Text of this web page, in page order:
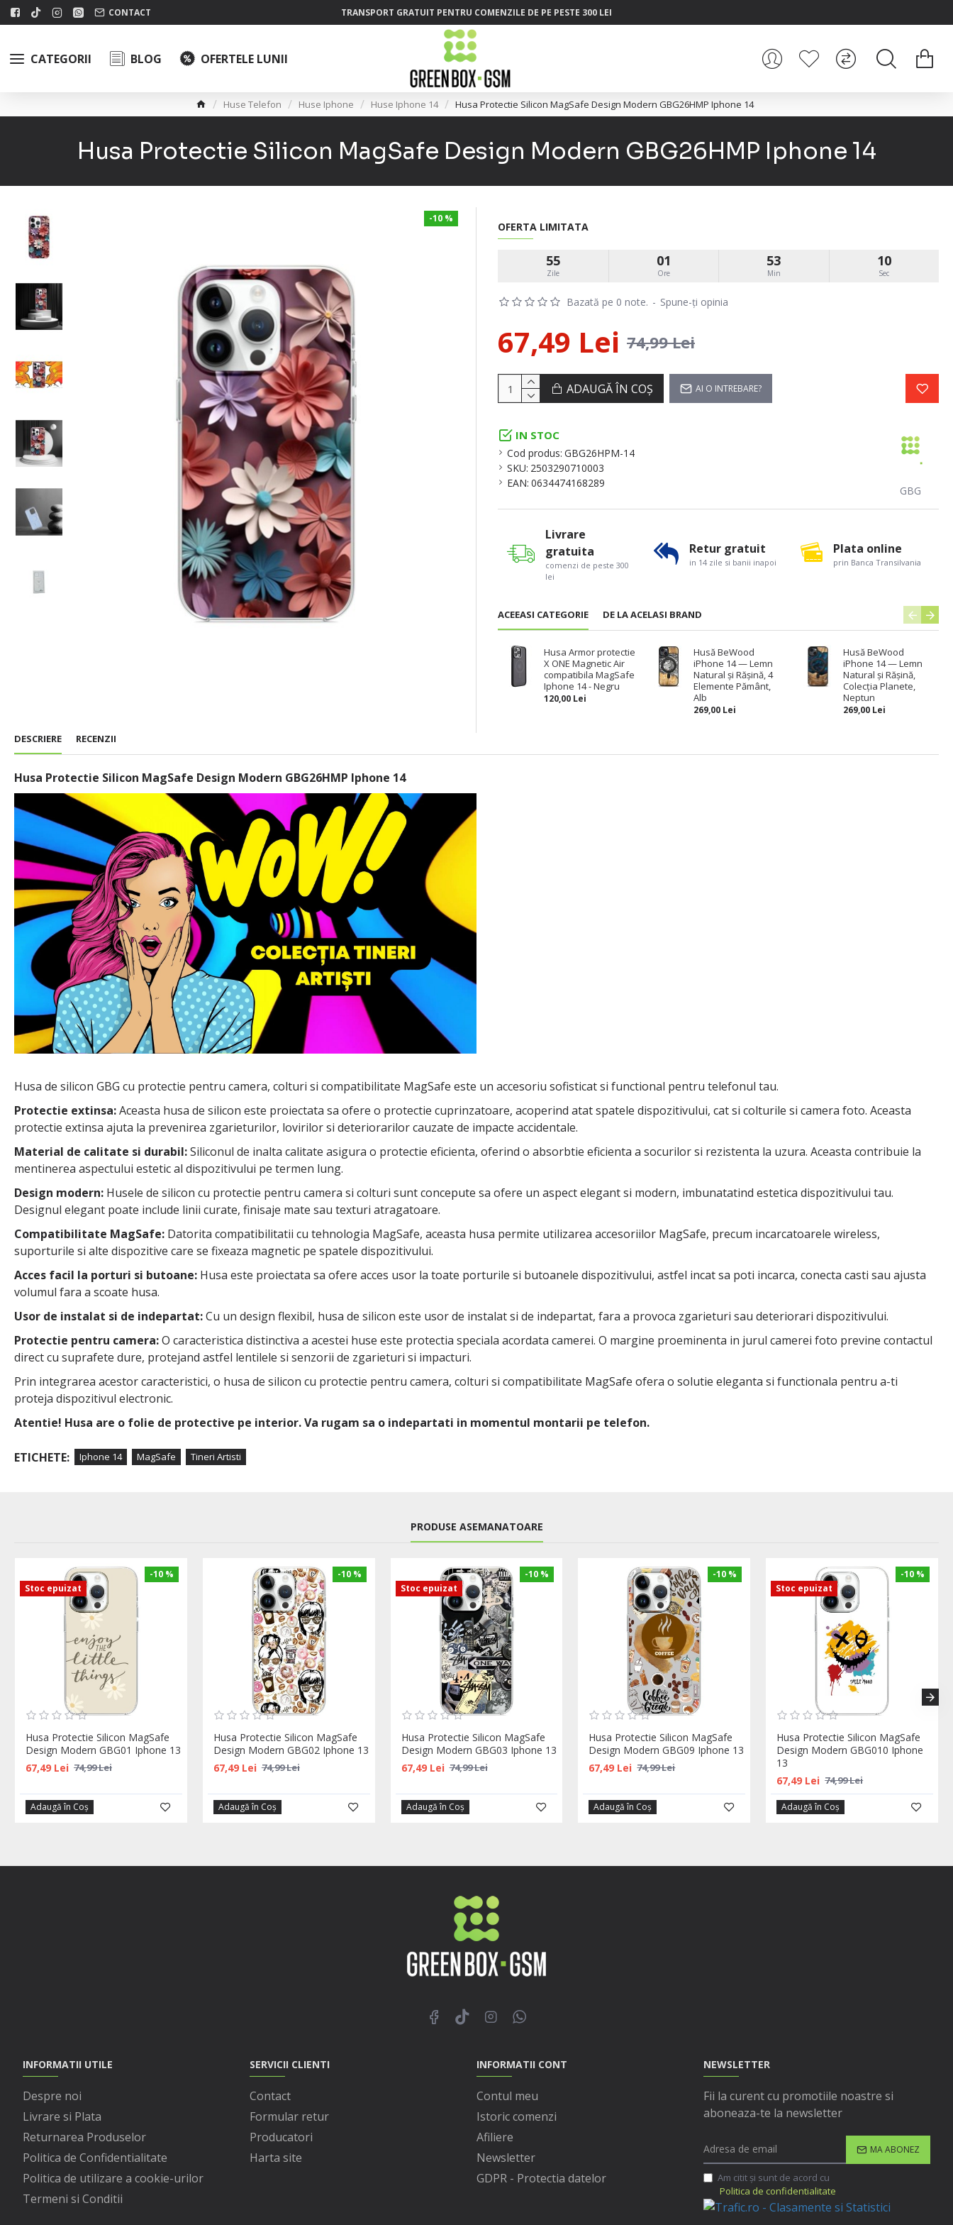
CONTACT TRANSPORT GRATUIT PENTRU COMENZILE DE PE PESTE 300 LEI
CATEGORII BLOG OFERTELE LUNII
Huse Telefon Huse Iphone Huse Iphone 14 Husa Protectie Silicon MagSafe Design Modern GBG26HMP Iphone 14
Husa Protectie Silicon MagSafe Design Modern GBG26HMP Iphone 14
-10 %
IN STOC
Cod produs: GBG26HPM-14
SKU: 2503290710003
EAN: 0634474168289
GBG
Bazată pe 0 note. - Spune-ţi opinia
OFERTA LIMITATA
55
Zile
01
Ore
53
Min
10
Sec
67,49 Lei 74,99 Lei
ADAUGĂ ÎN COŞ AI O INTREBARE?
ACEEASI CATEGORIE DE LA ACELASI BRAND
Husa Armor protectie
X ONE Magnetic Air
compatibila MagSafe
Iphone 14 - Negru
120,00 Lei
Husă BeWood
iPhone 14 — Lemn
Natural și Rășină, 4
Elemente Pământ,
Alb
269,00 Lei
Husă BeWood
iPhone 14 — Lemn
Natural și Rășină,
Colecția Planete,
Neptun
269,00 Lei
Livrare
gratuita
comenzi de peste 300
lei
Retur gratuit
in 14 zile si banii inapoi
Plata online
prin Banca Transilvania
DESCRIERE RECENZII
Husa Protectie Silicon MagSafe Design Modern GBG26HMP Iphone 14
Husa de silicon GBG cu protectie pentru camera, colturi si compatibilitate MagSafe este un accesoriu sofisticat si functional pentru telefonul tau.
Protectie extinsa:Aceasta husa de silicon este proiectata sa ofere o protectie cuprinzatoare, acoperind atat spatele dispozitivului, cat si colturile si camera foto. Aceasta
protectie extinsa ajuta la prevenirea zgarieturilor, lovirilor si deteriorarilor cauzate de impacte accidentale.
Material de calitate si durabil:Siliconul de inalta calitate asigura o protectie eficienta, oferind o absorbtie eficienta a socurilor si rezistenta la uzura. Aceasta contribuie la
mentinerea aspectului estetic al dispozitivului pe termen lung.
Design modern: Husele de silicon cu protectie pentru camera si colturi sunt concepute sa ofere un aspect elegant si modern, imbunatatind estetica dispozitivului tau.
Designul elegant poate include linii curate, finisaje mate sau texturi atragatoare.
Compatibilitate MagSafe: Datorita compatibilitatii cu tehnologia MagSafe, aceasta husa permite utilizarea accesoriilor MagSafe, precum incarcatoarele wireless,
suporturile si alte dispozitive care se fixeaza magnetic pe spatele dispozitivului.
Acces facil la porturi si butoane: Husa este proiectata sa ofere acces usor la toate porturile si butoanele dispozitivului, astfel incat sa poti incarca, conecta casti sau ajusta
volumul fara a scoate husa.
Usor de instalat si de indepartat:Cu un design flexibil, husa de silicon este usor de instalat si de indepartat, fara a provoca zgarieturi sau deteriorari dispozitivului.
Protectie pentru camera:O caracteristica distinctiva a acestei huse este protectia speciala acordata camerei. O margine proeminenta in jurul camerei foto previne contactul
direct cu suprafete dure, protejand astfel lentilele si senzorii de zgarieturi si impacturi.
Prin integrarea acestor caracteristici, o husa de silicon cu protectie pentru camera, colturi si compatibilitate MagSafe ofera o solutie eleganta si functionala pentru a-ti
proteja dispozitivul electronic.
Atentie! Husa are o folie de protective pe interior. Va rugam sa o indepartati in momentul montarii pe telefon.
ETICHETE: Iphone 14 MagSafe Tineri Artisti
PRODUSE ASEMANATOARE
-10 %
Stoc epuizat
Husa Protectie Silicon MagSafe
Design Modern GBG01 Iphone 13
67,49 Lei 74,99 Lei
Adaugă în Coş
-10 %
Husa Protectie Silicon MagSafe
Design Modern GBG02 Iphone 13
67,49 Lei 74,99 Lei
Adaugă în Coş
-10 %
Stoc epuizat
Husa Protectie Silicon MagSafe
Design Modern GBG03 Iphone 13
67,49 Lei 74,99 Lei
Adaugă în Coş
-10 %
Husa Protectie Silicon MagSafe
Design Modern GBG09 Iphone 13
67,49 Lei 74,99 Lei
Adaugă în Coş
-10 %
Stoc epuizat
Husa Protectie Silicon MagSafe
Design Modern GBG010 Iphone
13
67,49 Lei 74,99 Lei
Adaugă în Coş
INFORMATII UTILE
Despre noi
Livrare si Plata
Returnarea Produselor
Politica de Confidentialitate
Politica de utilizare a cookie-urilor
Termeni si Conditii
SERVICII CLIENTI
Contact
Formular retur
Producatori
Harta site
INFORMATII CONT
Contul meu
Istoric comenzi
Afiliere
Newsletter
GDPR - Protectia datelor
NEWSLETTER
Fii la curent cu promotiile noastre si
aboneaza-te la newsletter
MA ABONEZ
Am citit şi sunt de acord cu
Politica de confidentialitate